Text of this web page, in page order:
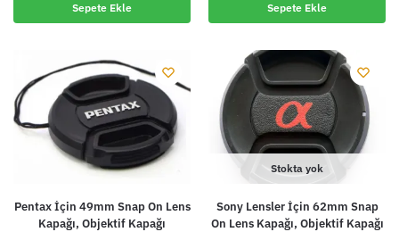
Sepete Ekle Sepete Ekle
Pentax İçin 49mm Snap On Lens
Kapağı, Objektif Kapağı
Stokta yok
Sony Lensler İçin 62mm Snap
On Lens Kapağı, Objektif Kapağı